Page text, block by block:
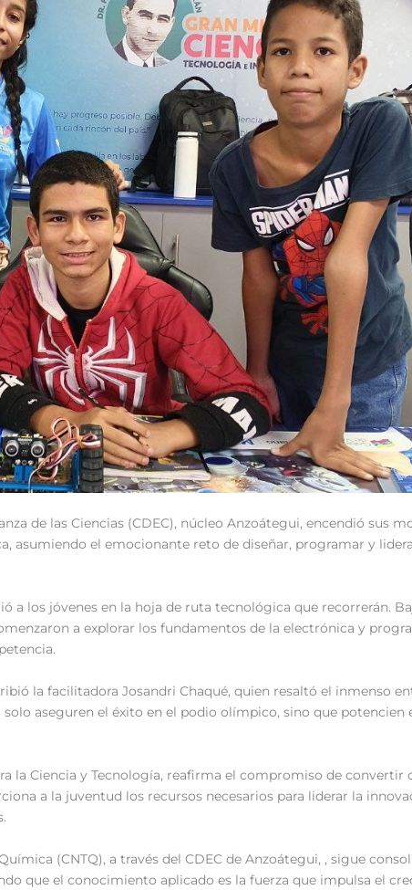
de las Ciencias (CDEC), núcleo Anzoátegui, encendió sus
asumiendo el emocionante reto de diseñar, programar y
los jóvenes en la hoja de ruta tecnológica que recorrerán.
a explorar los fundamentos de la electrónica y
la facilitadora Josandri Chaqué, quien resaltó el inmenso
aseguren el éxito en el podio olímpico, sino que potencien
la Ciencia y Tecnología, reafirma el compromiso de convertir
a la juventud los recursos necesarios para liderar la
(CNTQ), a través del CDEC de Anzoátegui, , sigue
que el conocimiento aplicado es la fuerza que impulsa el